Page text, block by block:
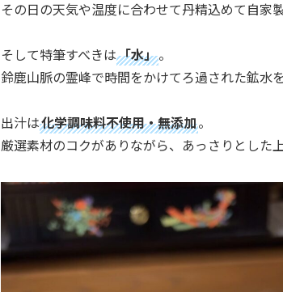
その日の天気や温度に合わせて丹精込めて自家
そして特筆すべきは「水」。
鈴鹿山脈の霊峰で時間をかけてろ過された鉱水
出汁は化学調味料不使用・無添加。
厳選素材のコクがありながら、あっさりとした